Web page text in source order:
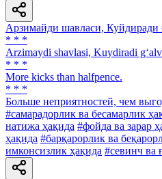
Арзимайди шавласи, Куйдиради
* * *
Arzimaydi shavlasi, Kuydiradi
* * *
More kicks than halfpence.
* * *
Больше неприятностей, чем
#самарадорлик ва бесамарлик
натижа ҳақида #фойда ва зарар
ҳақида #барқарорлик ва
имконсизлик ҳақида #севинч ва